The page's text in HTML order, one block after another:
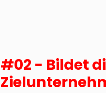
#02 - Bildet